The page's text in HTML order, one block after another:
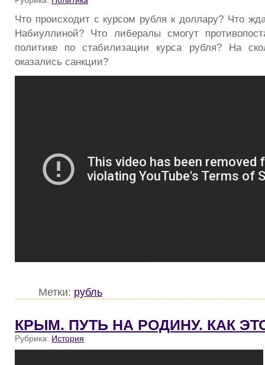
Что происходит с курсом рубля к доллару? Что
Набиуллиной? Что либералы смогут
политике по стабилизации курса рубля? На
оказались санкции?
Метки: рубль
КРЫМ. ПУТЬ НА РОДИНУ. КАК
Рубрика: История